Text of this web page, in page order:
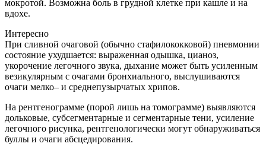
мокротой. Возможна боль в грудной клетке при кашле и на
вдохе.
Интересно
При сливной очаговой (обычно стафилококковой) пневмонии
состояние ухудшается: выраженная одышка, цианоз,
укорочение легочного звука, дыхание может быть усиленным
везикулярным с очагами бронхиального, выслушиваются
очаги мелко– и среднепузырчатых хрипов.
На рентгенограмме (порой лишь на томограмме) выявляются
дольковые, субсегментарные и сегментарные тени, усиление
легочного рисунка, рентгенологически могут обнаруживаться
буллы и очаги абсцедирования.